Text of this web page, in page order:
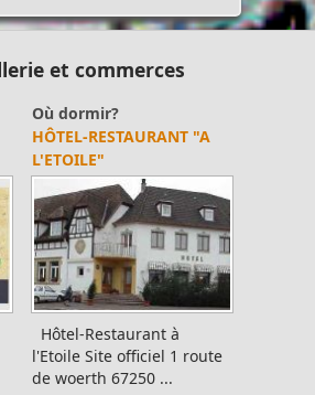
et commerces
Où dormir?
HÔTEL-RESTAURANT "A
L'ETOILE"
Hôtel-Restaurant à
l'Etoile Site officiel 1 route
de woerth 67250 ...